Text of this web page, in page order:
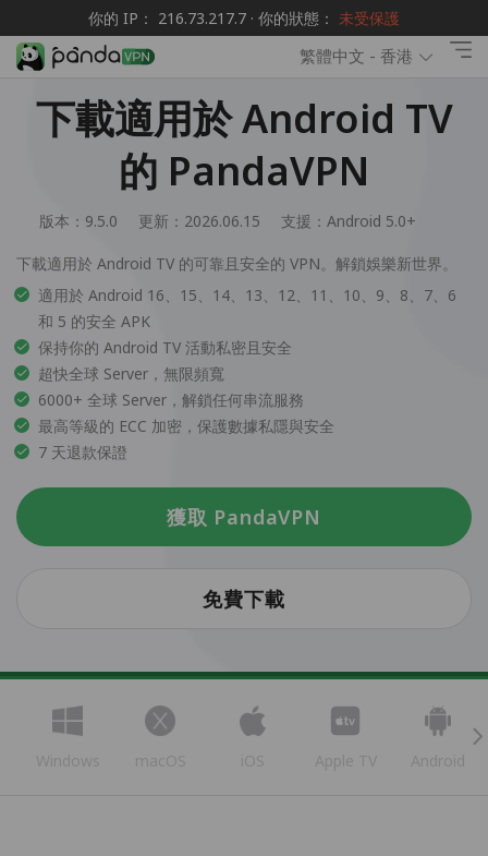
你的 IP： 216.73.217.7 · 你的狀態： 未受保護
繁體中文 - 香港
下載適用於 Android TV
的 PandaVPN
版本：9.5.0 更新：2026.06.15 支援： Android 5.0+
下載適用於 Android TV 的可靠且安全的 VPN。解鎖娛樂新世界。
適用於 Android 16、15、14、13、12、11、10、9、8、7、6
和 5 的安全 APK
保持你的 Android TV 活動私密且安全
超快全球 Server，無限頻寬
6000+ 全球 Server，解鎖任何串流服務
最高等級的 ECC 加密，保護數據私隱與安全
7 天退款保證
獲取 PandaVPN
免費下載
Windows macOS iOS Apple TV Android